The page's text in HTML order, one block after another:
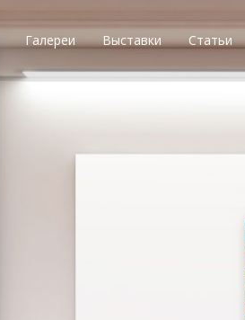
Галереи Выставки Статьи